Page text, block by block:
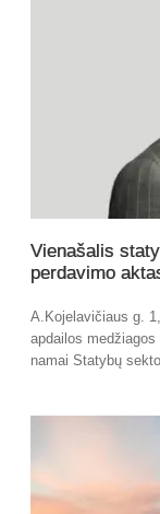
Vienašalis
perdavimo
A.Kojelavičiaus g.
apdailos
namai Statybų